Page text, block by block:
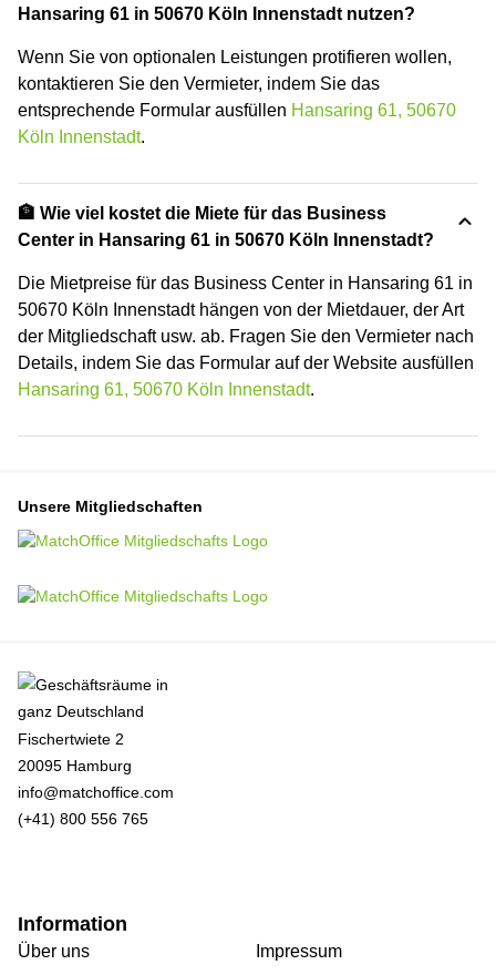
Hansaring 61 in 50670 Köln Innenstadt nutzen?
Wenn Sie von optionalen Leistungen protifieren wollen,
kontaktieren Sie den Vermieter, indem Sie das
entsprechende Formular ausfüllen Hansaring 61, 50670
Köln Innenstadt.
🏦 Wie viel kostet die Miete für das Business
Center in Hansaring 61 in 50670 Köln Innenstadt?
Die Mietpreise für das Business Center in Hansaring 61 in
50670 Köln Innenstadt hängen von der Mietdauer, der Art
der Mitgliedschaft usw. ab. Fragen Sie den Vermieter nach
Details, indem Sie das Formular auf der Website ausfüllen
Hansaring 61, 50670 Köln Innenstadt.
Unsere Mitgliedschaften
Fischertwiete 2
20095 Hamburg
info@matchoffice.com
(+41) 800 556 765
Information
Über uns
Impressum